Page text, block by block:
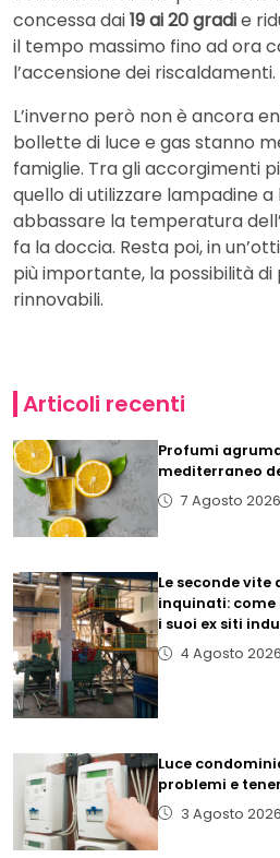
concessa dai19 ai 20 gradie
il tempo massimo fino ad ora
l’accensione dei riscaldamenti.
L’inverno però non è ancora
bollette di luce e gas stanno
famiglie. Tra gli accorgimenti
quello di utilizzare lampadine
abbassare la temperatura
fa la doccia. Resta poi, in
più importante, la possibilità
rinnovabili.
Articoli recenti
Profumi
mediterraneo
7 Agosto 2026
Le seconde
inquinati: come
i suoi ex siti
4 Agosto 2026
Luce
problemi e
3 Agosto 2026